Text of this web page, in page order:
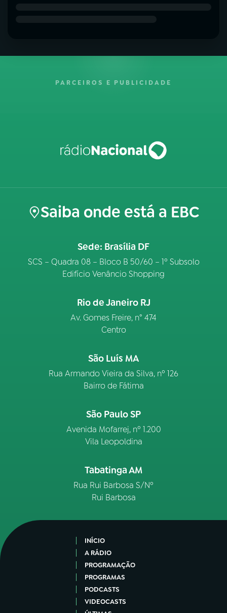
PARCEIROS E PUBLICIDADE
Saiba onde está a EBC
Sede: Brasília DF
SCS – Quadra 08 – Bloco B 50/60 – 1º Subsolo
Edifício Venâncio Shopping
Rio de Janeiro RJ
Av. Gomes Freire, n° 474
Centro
São Luís MA
Rua Armando Vieira da Silva, nº 126
Bairro de Fátima
São Paulo SP
Avenida Mofarrej, nº 1.200
Vila Leopoldina
Tabatinga AM
Rua Rui Barbosa S/Nº
Rui Barbosa
INÍCIO
A RÁDIO
PROGRAMAÇÃO
PROGRAMAS
PODCASTS
VIDEOCASTS